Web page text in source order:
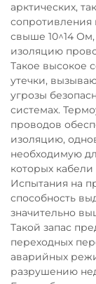
арктических,
сопротивления
свыше 10^14
изоляцию
Такое высокое
утечки,
угрозы
системах.
проводов
изоляцию,
необходимую
которых
Испытания на
способность
значительно
Такой запас
переходных
аварийных
разрушению